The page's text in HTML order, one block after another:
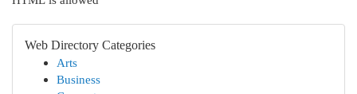
Web Directory Categories
Arts
Business